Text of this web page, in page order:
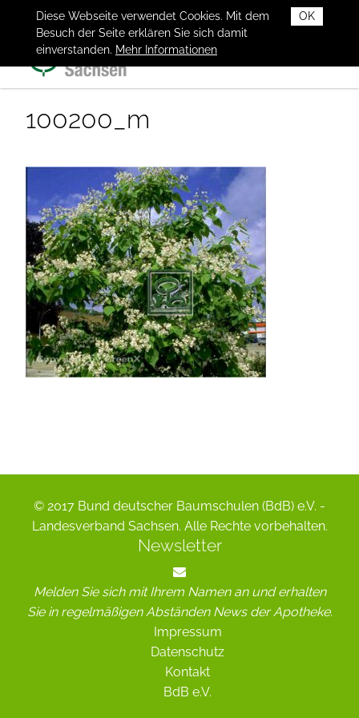
OK
Diese Webseite verwendet Cookies. Mit dem
Besuch der Seite erklären Sie sich damit
einverstanden. Mehr Informationen
100200_m
© 2017 Bund deutscher Baumschulen (BdB) e.V. -
Landesverband Sachsen. Alle Rechte vorbehalten.
Newsletter
Melden Sie sich mit Ihrem Namen an und erhalten
Sie in regelmäßigen Abständen News der Apotheke.
Impressum
Datenschutz
Kontakt
BdB e.V.